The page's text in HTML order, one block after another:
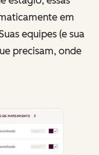
em
equipes (e sua
precisam, onde